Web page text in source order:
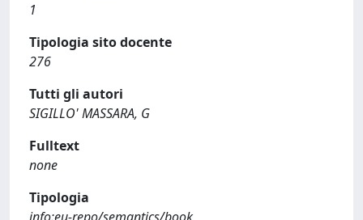
1
Tipologia sito docente
276
Tutti gli autori
SIGILLO' MASSARA, G
Fulltext
none
Tipologia